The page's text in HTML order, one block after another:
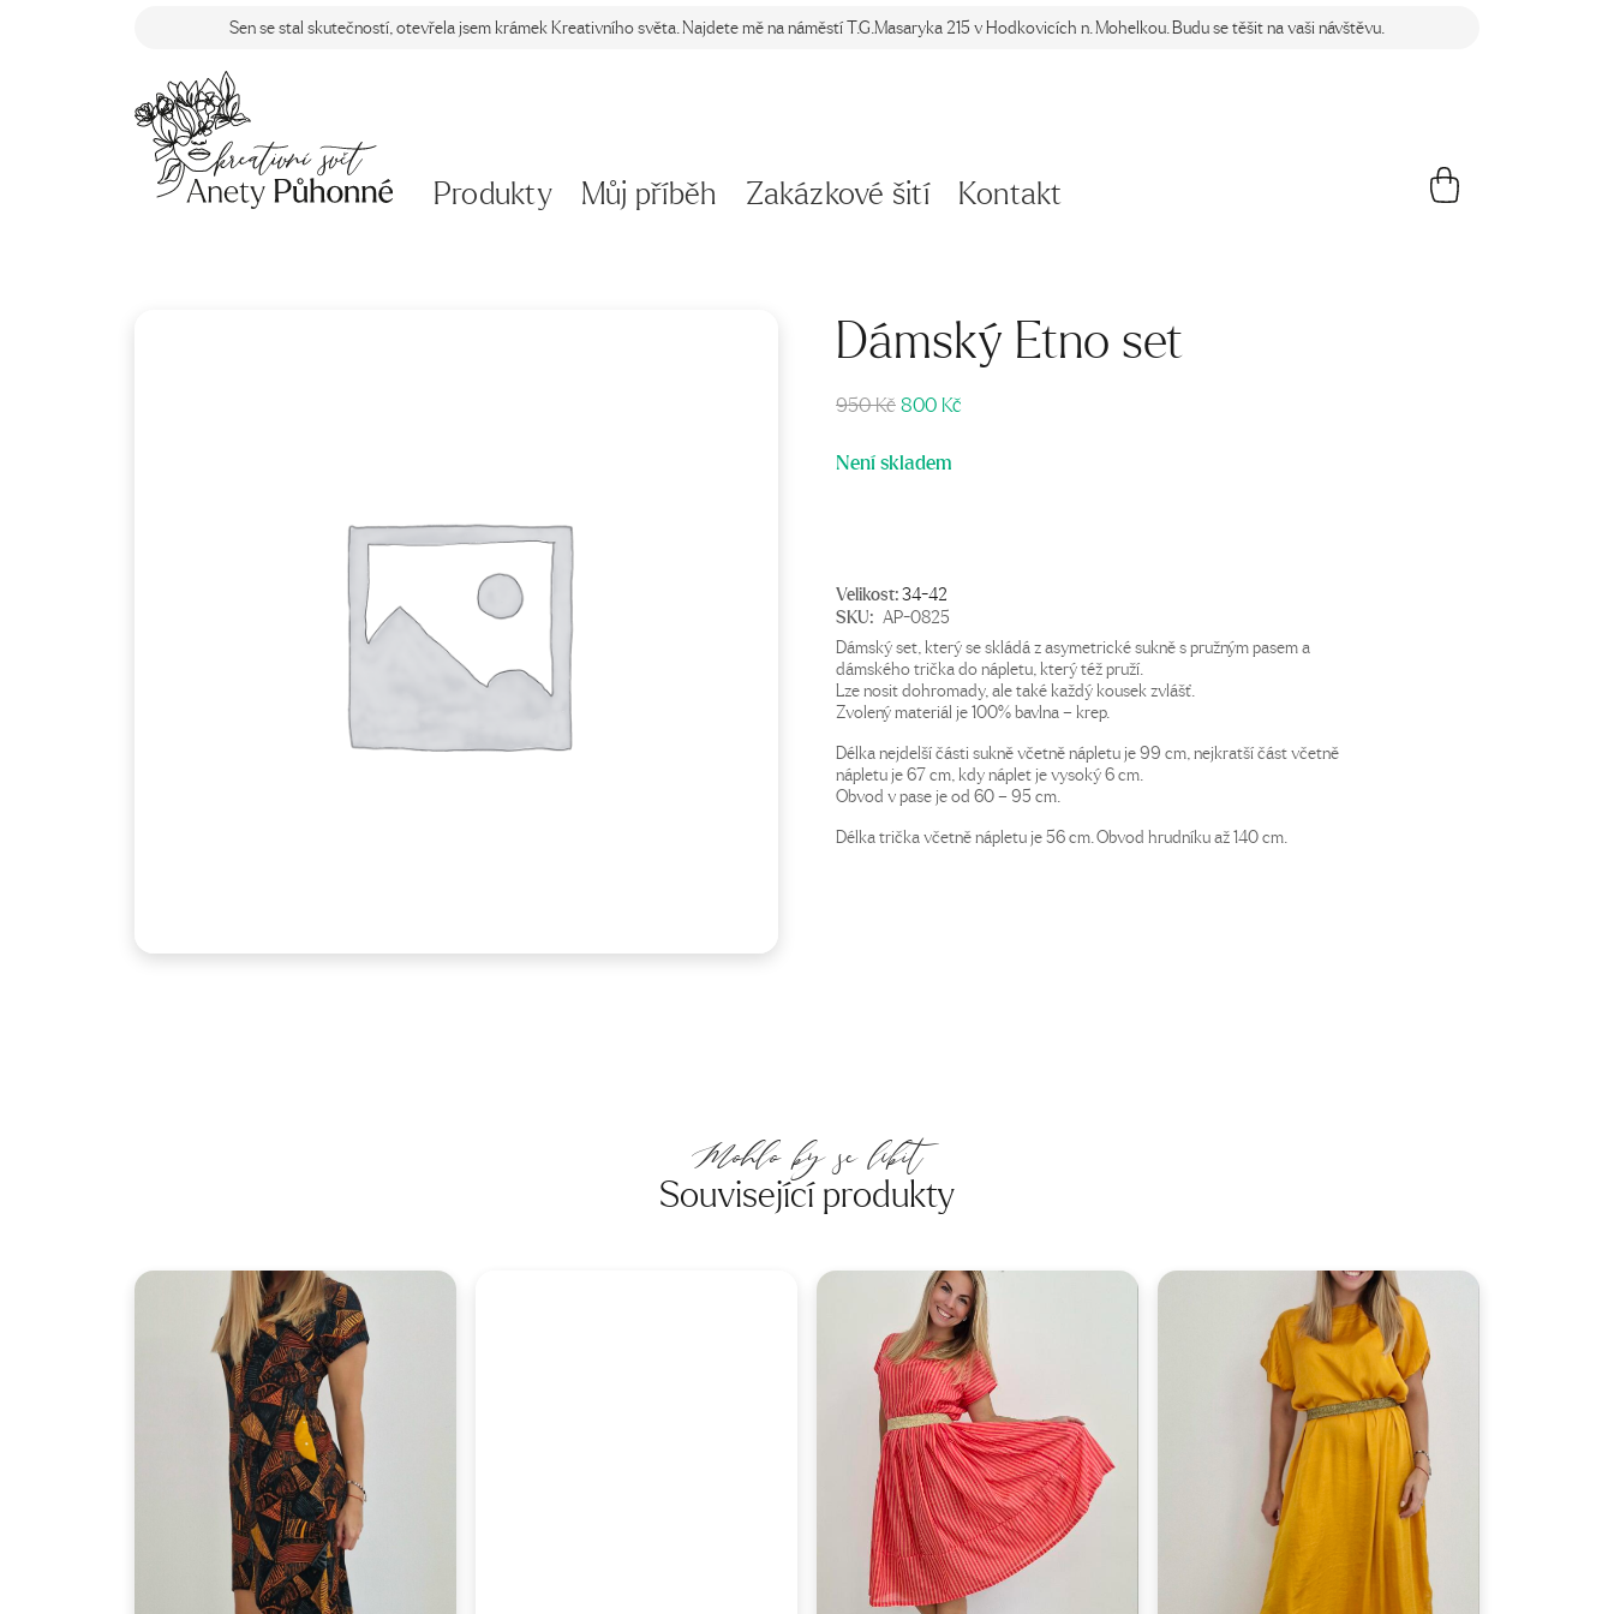
Sen se stal skutečností, otevřela jsem krámek Kreativního světa. Najdete mě na náměstí T.G.Masaryka 215 v Hodkovicích n. Mohelkou. Budu se těšit na vaši návštěvu.
Produkty Můj příběh Zakázkové šití Kontakt
Dámský Etno set
950KčPůvodní
byla:
800 Kč
Není skladem
Velikost:34-42
SKU: AP-0825
Dámský set, který se skládá z asymetrické sukně s pružným pasem a
dámského trička do nápletu, který též pruží.
Lze nosit dohromady, ale také každý kousek zvlášť.
Zvolený materiál je 100% bavlna – krep.
Délka nejdelší části sukně včetně nápletu je 99 cm, nejkratší část včetně
nápletu je 67 cm, kdy náplet je vysoký 6 cm.
Obvod v pase je od 60 – 95 cm.
Délka trička včetně nápletu je 56 cm. Obvod hrudníku až 140 cm.
Mohlo by se líbit
Související produkty